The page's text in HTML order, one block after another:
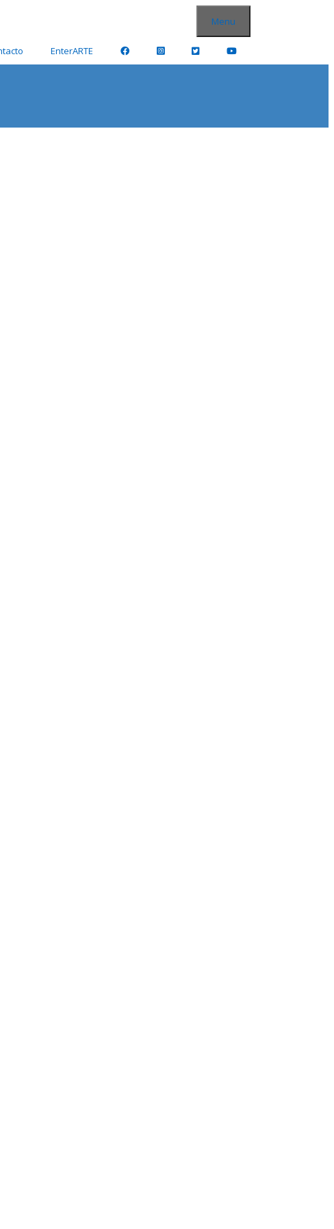
Menu
EnterARTE
de Pintores y Escultores.